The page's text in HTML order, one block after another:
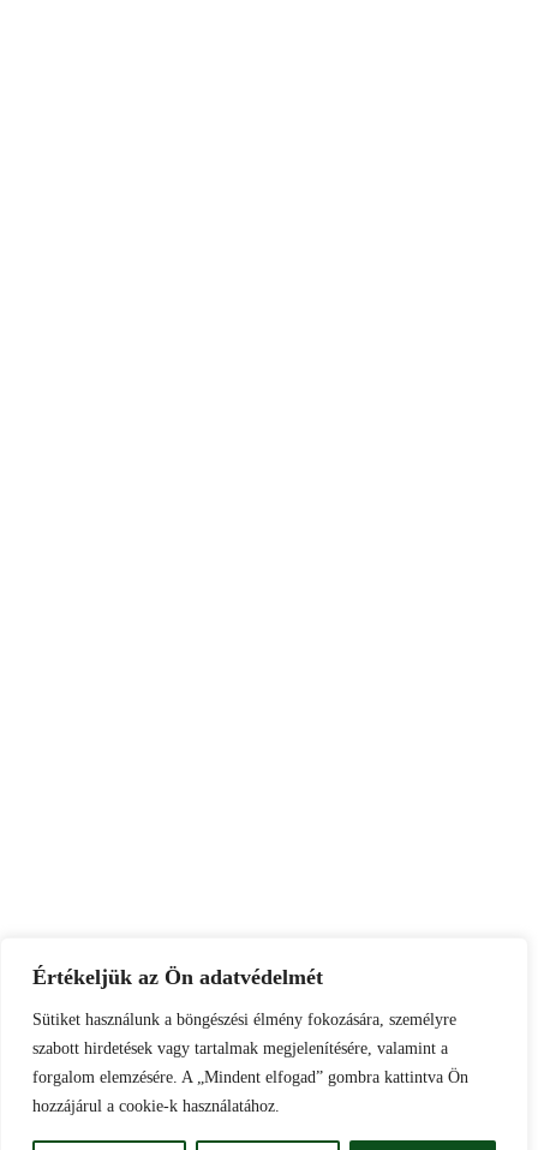
Értékeljük az Ön adatvédelmét
Sütiket használunk a böngészési élmény fokozására, személyre
szabott hirdetések vagy tartalmak megjelenítésére, valamint a
forgalom elemzésére. A „Mindent elfogad” gombra kattintva Ön
hozzájárul a cookie-k használatához.